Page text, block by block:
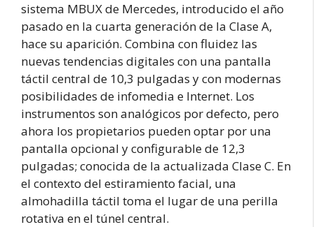
sistema MBUX de Mercedes, introducido el año
pasado en la cuarta generación de la Clase A,
hace su aparición. Combina con fluidez las
nuevas tendencias digitales con una pantalla
táctil central de 10,3 pulgadas y con modernas
posibilidades de infomedia e Internet. Los
instrumentos son analógicos por defecto, pero
ahora los propietarios pueden optar por una
pantalla opcional y configurable de 12,3
pulgadas; conocida de la actualizada Clase C. En
el contexto del estiramiento facial, una
almohadilla táctil toma el lugar de una perilla
rotativa en el túnel central.